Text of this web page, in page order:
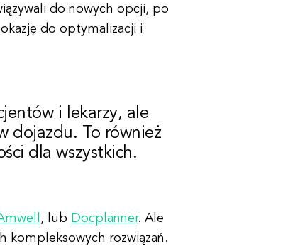
do nowych opcji, po
do optymalizacji i
i lekarzy, ale
dojazdu. To również
dla wszystkich.
, lub Docplanner. Ale
kompleksowych rozwiązań.